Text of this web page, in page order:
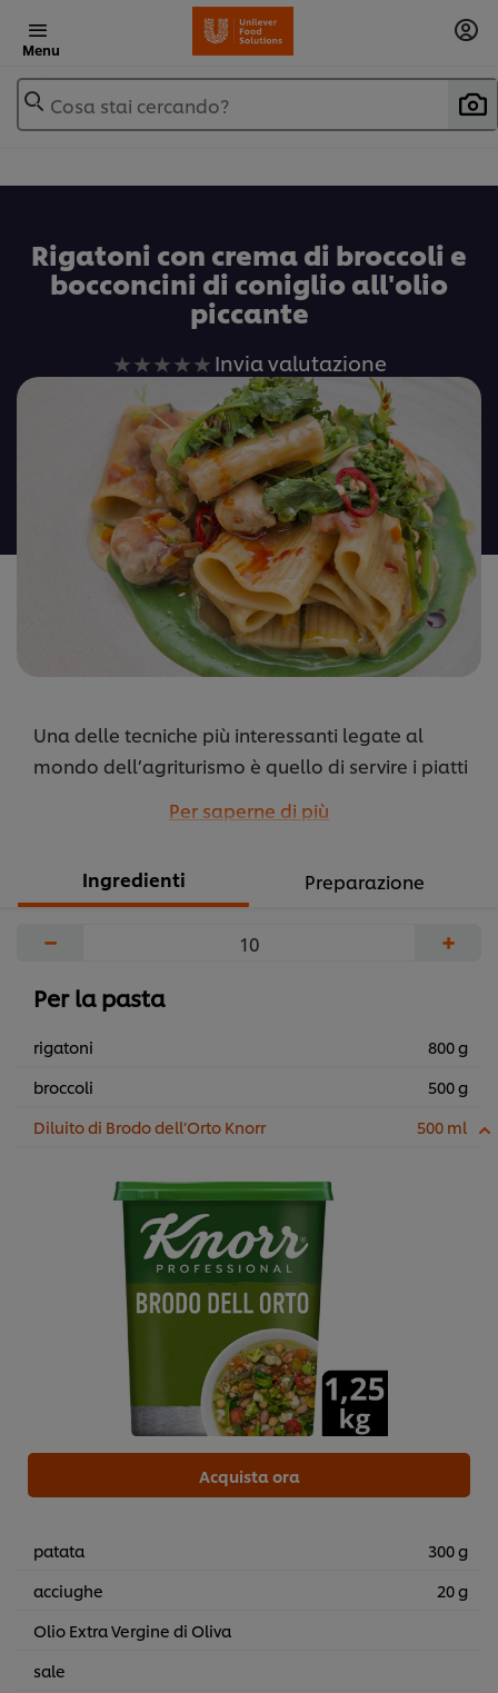
Menu
Cosa stai cercando?
Rigatoni con crema di broccoli e
bocconcini di coniglio all'olio
piccante
Nessuna
valutazione
inviata
per
questo
recipe
Invia valutazione
Una delle tecniche più interessanti legate al
mondo dell’agriturismo è quello di servire i piatti
Generalmente in questa tecnica “per infusione” si
60°C prima di aggiungere l’elemento
Per saperne di più
Ingredienti Preparazione
− +
Per la pasta
rigatoni
800 g
broccoli
500 g
Diluito di Brodo dell’Orto Knorr
500 ml
Acquista ora
patata
300 g
acciughe
20 g
Olio Extra Vergine di Oliva
sale